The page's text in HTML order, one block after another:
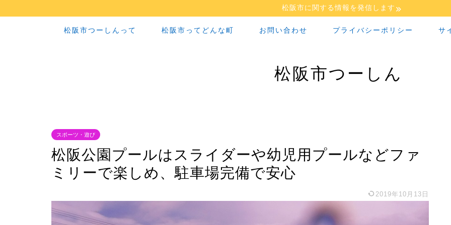
松阪市に関する情報を発信します
松阪市つーしんって 松阪市ってどんな町 お問い合わせ プライバシーポリシー サ
松阪市つーしん
スポーツ・遊び
松阪公園プールはスライダーや幼児用プールなどファ
ミリーで楽しめ、駐車場完備で安心
2019年10月13日